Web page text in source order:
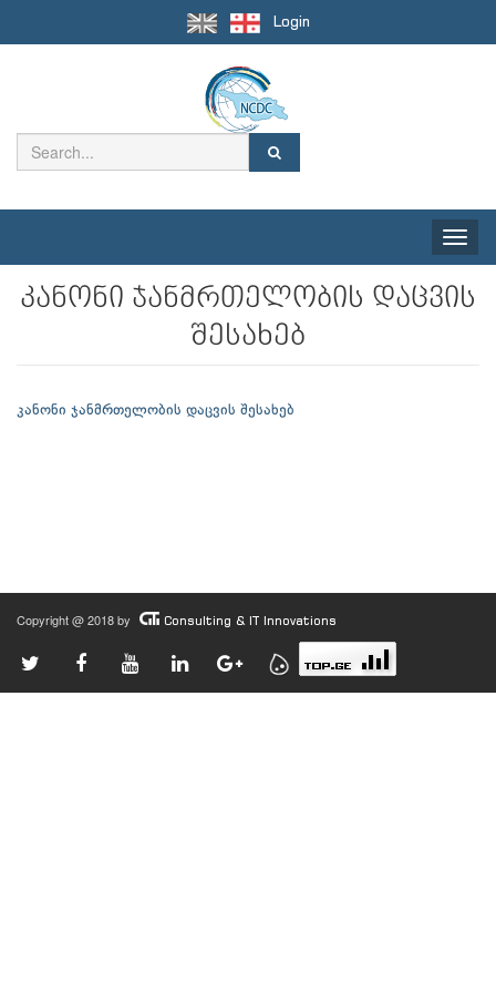
Login
Toggle
კანონი ჯანმრთელობის დაცვის
შესახებ
კანონი ჯანმრთელობის დაცვის შესახებ
Copyright @ 2018 by Consulting & IT Innovations